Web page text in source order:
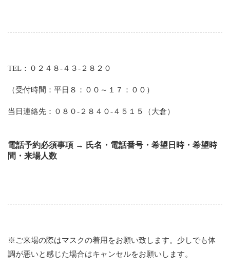
TEL：０２４８-４３-２８２０
（受付時間：平日８：００～１７：００）
当日連絡先：０８０-２８４０-４５１５（大倉）
電話予約必須事項 → 氏名・電話番号・希望日時・希望時
間・来場人数
※ご来場の際はマスクの着用をお願い致します。少しでも体
調が悪いと感じた場合はキャンセルをお願いします。